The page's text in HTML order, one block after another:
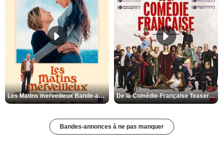
Les Matins merveilleux Bande-annonce VF De la Comédie-Française Teaser VF
Bandes-annonces à ne pas manquer